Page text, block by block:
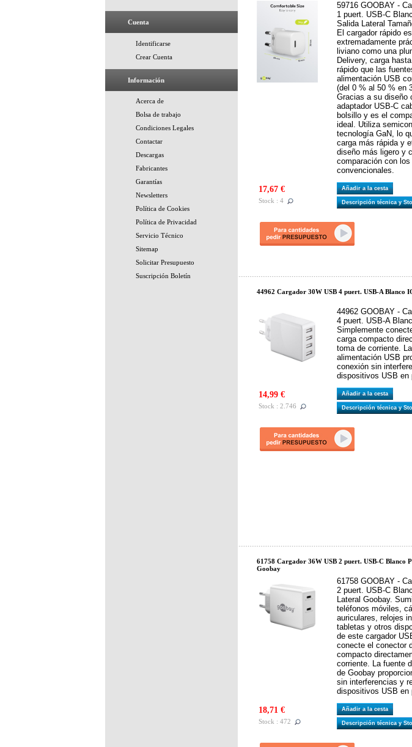
Cuenta
Identificarse
Crear Cuenta
Información
Acerca de
Bolsa de trabajo
Condiciones Legales
Contactar
Descargas
Fabricantes
Garantías
Newsletters
Política de Cookies
Política de Privacidad
Servicio Técnico
Sitemap
Solicitar Presupuesto
Suscripción Boletín
59716 GOOBAY -
1 puert. USB-C
Salida Lateral
El cargador rápido es
extremadamente
liviano como una
Delivery, carga
rápido que las
alimentación USB
(del 0 % al 50 % en
Gracias a su diseño
adaptador USB-C
bolsillo y es el
ideal. Utiliza
tecnología GaN, lo
carga más rápida y
diseño más ligero y
comparación con los
convencionales.
17,67 €
Stock : 4
Añadir a la cesta
Descripción técnica y
44962 Cargador 30W USB 4 puert. USB-A Blanco
44962 GOOBAY -
4 puert. USB-A
Simplemente
carga compacto
toma de corriente.
alimentación USB
conexión sin
dispositivos USB en
14,99 €
Stock : 2.746
Añadir a la cesta
Descripción técnica y
61758 Cargador 36W USB 2 puert. USB-C Blanco
Goobay
61758 GOOBAY -
2 puert. USB-C
Lateral Goobay.
teléfonos móviles,
auriculares, relojes
tabletas y otros
de este cargador
conecte el conector
compacto
corriente. La fuente
de Goobay
sin interferencias y
dispositivos USB en
18,71 €
Stock : 472
Añadir a la cesta
Descripción técnica y